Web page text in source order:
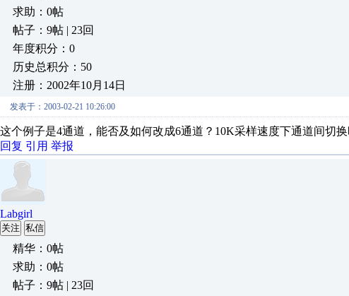
求助：0帖
帖子：9帖 | 23回
年度积分：0
历史总积分：50
注册：2002年10月14日
发表于：2003-02-21 10:26:00
这个例子是4通道，能否及如何改成6通道？10K采样速度下通道间切
回复 引用 举报
Labgirl
关注 私信
精华：0帖
求助：0帖
帖子：9帖 | 23回